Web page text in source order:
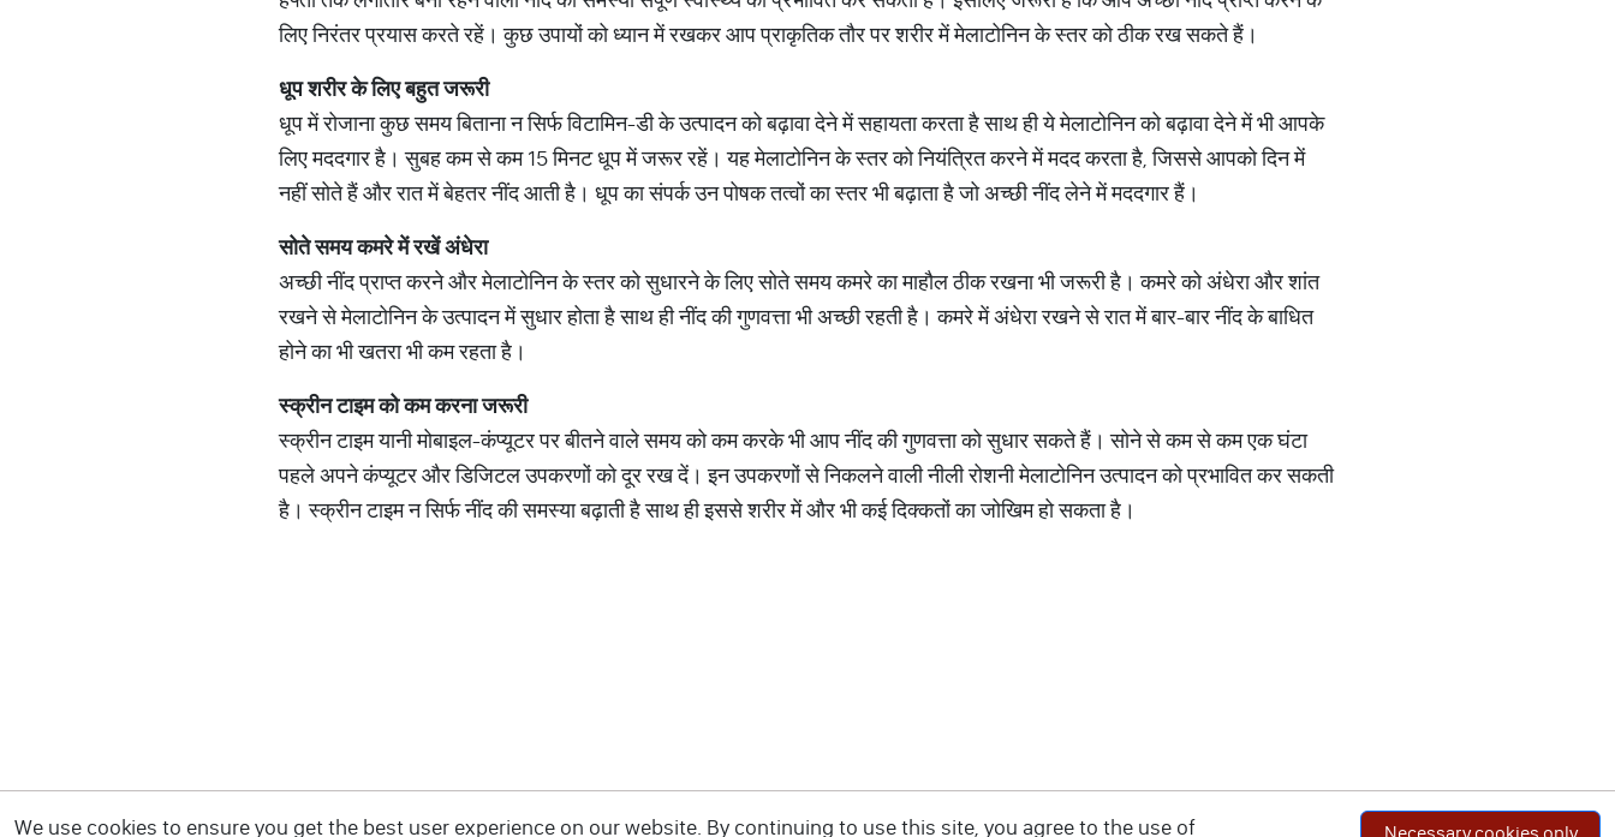
लिए निरंतर प्रयास करते रहें। कुछ उपायों को ध्यान में रखकर आप प्राकृतिक तौर पर शरीर में मेलाटोनिन के स्तर को ठीक रख सकते हैं।
धूपशरीरकेलिएबहुतजरूरी
धूप में रोजाना कुछ समय बिताना न सिर्फ विटामिन-डी के उत्पादन को बढ़ावा देने में सहायता करता है साथ ही ये मेलाटोनिन को बढ़ावा देने में भी आपके
लिए मददगार है। सुबह कम से कम 15 मिनट धूप में जरूर रहें। यह मेलाटोनिन के स्तर को नियंत्रित करने में मदद करता है, जिससे आपको दिन में
नहीं सोते हैं और रात में बेहतर नींद आती है। धूप का संपर्क उन पोषक तत्वों का स्तर भी बढ़ाता है जो अच्छी नींद लेने में मददगार हैं।
सोतेसमयकमरेमेंरखेंअंधेरा
अच्छी नींद प्राप्त करने और मेलाटोनिन के स्तर को सुधारने के लिए सोते समय कमरे का माहौल ठीक रखना भी जरूरी है। कमरे को अंधेरा और शांत
रखने से मेलाटोनिन के उत्पादन में सुधार होता है साथ ही नींद की गुणवत्ता भी अच्छी रहती है। कमरे में अंधेरा रखने से रात में बार-बार नींद के बाधित
होने का भी खतरा भी कम रहता है।
स्क्रीनटाइमकोकमकरनाजरूरी
स्क्रीन टाइम यानी मोबाइल-कंप्यूटर पर बीतने वाले समय को कम करके भी आप नींद की गुणवत्ता को सुधार सकते हैं। सोने से कम से कम एक घंटा
पहले अपने कंप्यूटर और डिजिटल उपकरणों को दूर रख दें। इन उपकरणों से निकलने वाली नीली रोशनी मेलाटोनिन उत्पादन को प्रभावित कर सकती
है। स्क्रीन टाइम न सिर्फ नींद की समस्या बढ़ाती है साथ ही इससे शरीर में और भी कई दिक्कतों का जोखिम हो सकता है।
We use cookies to ensure you get the best user experience on our website. By continuing to use this site, you agree to the use of